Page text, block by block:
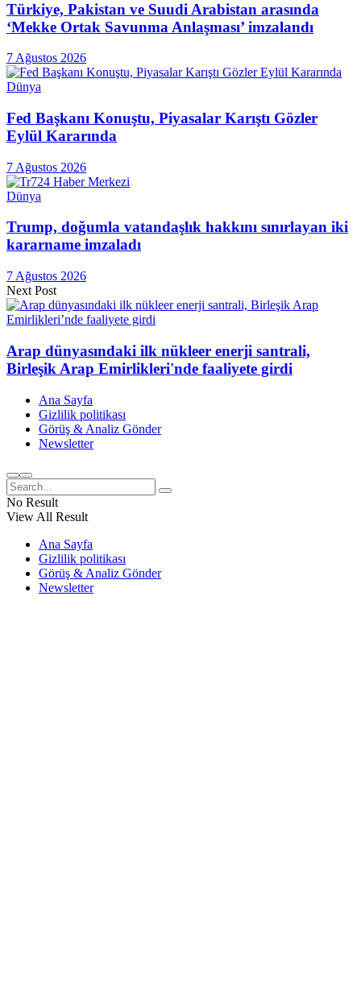
Türkiye, Pakistan ve Suudi Arabistan arasında
‘Mekke Ortak Savunma Anlaşması’ imzalandı
7 Ağustos 2026
Dünya
Fed Başkanı Konuştu, Piyasalar Karıştı Gözler
Eylül Kararında
7 Ağustos 2026
Dünya
Trump, doğumla vatandaşlık hakkını sınırlayan iki
kararname imzaladı
7 Ağustos 2026
Next Post
Arap dünyasındaki ilk nükleer enerji santrali,
Birleşik Arap Emirlikleri'nde faaliyete girdi
Ana Sayfa
Gizlilik politikası
Görüş & Analiz Gönder
Newsletter
No Result
View All Result
Ana Sayfa
Gizlilik politikası
Görüş & Analiz Gönder
Newsletter